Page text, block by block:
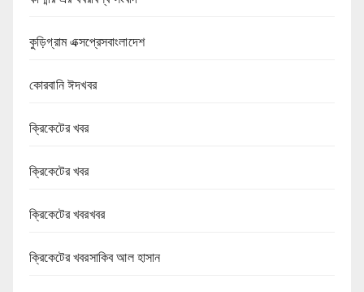
কুড়িগ্রাম এক্সপ্রেসবাংলাদেশ
কোরবানি ঈদখবর
ক্রিকেটের খবর
ক্রিকেটের খবর
ক্রিকেটের খবরখবর
ক্রিকেটের খবরসাকিব আল হাসান